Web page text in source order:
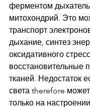
ферментом
митохондрий. Это
транспорт
дыхание, синтез
оксидативного
восстановительные
тканей. Недостаток
света therefore
только на